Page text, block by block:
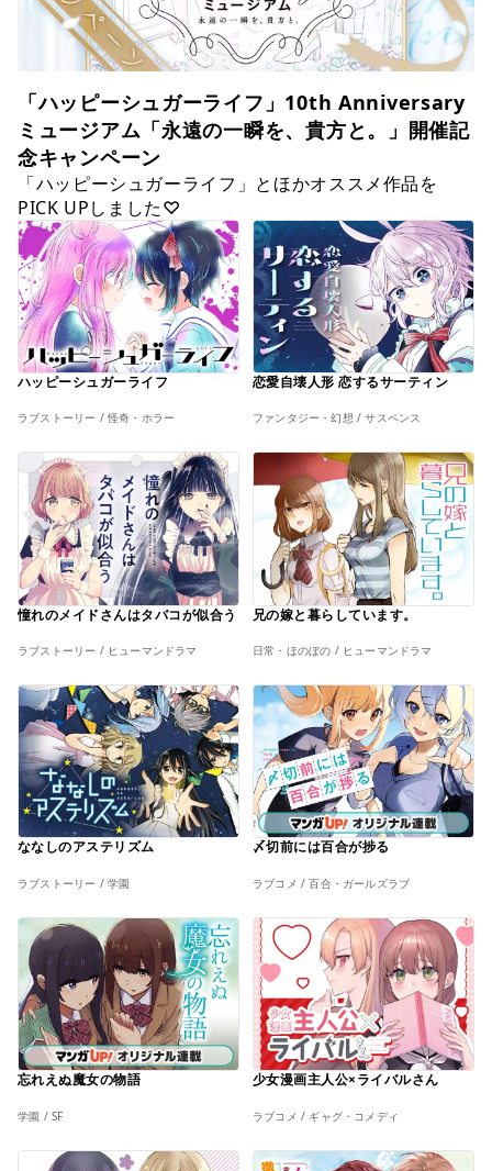
「ハッピーシュガーライフ」10th Anniversary
ミュージアム「永遠の一瞬を、貴方と。」開催記
念キャンペーン
「ハッピーシュガーライフ」とほかオススメ作品を
PICK UPしました♡
ハッピーシュガーライフ
ラブストーリー / 怪奇・ホラー
恋愛自壊人形 恋するサーティン
ファンタジー・幻想 / サスペンス
憧れのメイドさんはタバコが似合う
ラブストーリー / ヒューマンドラマ
兄の嫁と暮らしています。
日常・ほのぼの / ヒューマンドラマ
ななしのアステリズム
ラブストーリー / 学園
〆切前には百合が捗る
ラブコメ / 百合・ガールズラブ
忘れえぬ魔女の物語
学園 / SF
少女漫画主人公×ライバルさん
ラブコメ / ギャグ・コメディ